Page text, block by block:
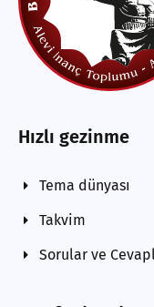
Hızlı gezinme
Tema dünyası
Takvim
Sorular ve